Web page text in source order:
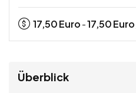
17,50Euro -17,50Euro
Überblick